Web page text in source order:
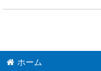
ホーム